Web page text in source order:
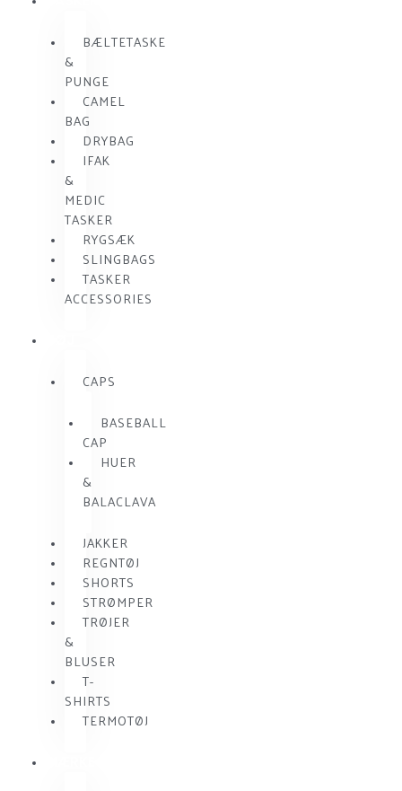
BÆLTETASKE
&
PUNGE
CAMEL
BAG
DRYBAG
IFAK
&
MEDIC
TASKER
RYGSÆK
SLINGBAGS
TASKER
ACCESSORIES
CAPS
BASEBALL
CAP
HUER
&
BALACLAVA
JAKKER
REGNTØJ
SHORTS
STRØMPER
TRØJER
&
BLUSER
T-
SHIRTS
TERMOTØJ